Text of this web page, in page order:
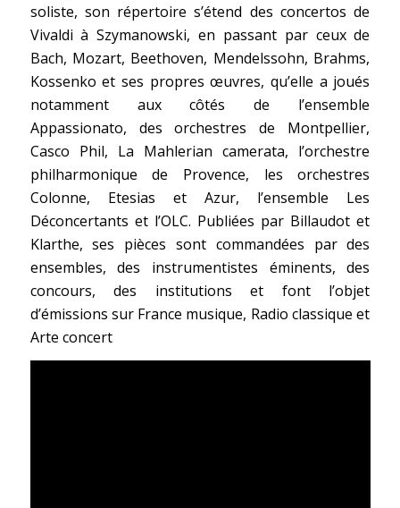
soliste, son répertoire s’étend des concertos de
Vivaldi à Szymanowski, en passant par ceux de
Bach, Mozart, Beethoven, Mendelssohn, Brahms,
Kossenko et ses propres œuvres, qu’elle a joués
notamment aux côtés de l’ensemble
Appassionato, des orchestres de Montpellier,
Casco Phil, La Mahlerian camerata, l’orchestre
philharmonique de Provence, les orchestres
Colonne, Etesias et Azur, l’ensemble Les
Déconcertants et l’OLC. Publiées par Billaudot et
Klarthe, ses pièces sont commandées par des
ensembles, des instrumentistes éminents, des
concours, des institutions et font l’objet
d’émissions sur France musique, Radio classique et
Arte concert